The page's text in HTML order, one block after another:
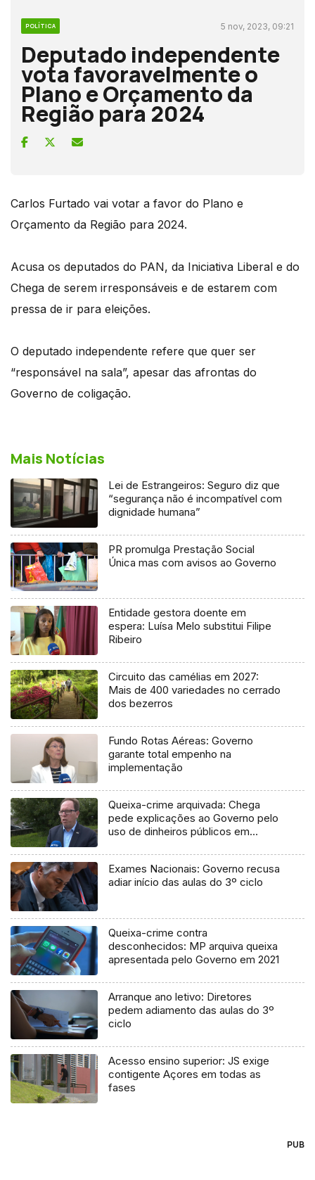
POLÍTICA 5 nov, 2023, 09:21
Deputado independente
vota favoravelmente o
Plano e Orçamento da
Região para 2024
Carlos Furtado vai votar a favor do Plano e
Orçamento da Região para 2024.
Acusa os deputados do PAN, da Iniciativa Liberal e do
Chega de serem irresponsáveis e de estarem com
pressa de ir para eleições.
O deputado independente refere que quer ser
“responsável na sala”, apesar das afrontas do
Governo de coligação.
Mais Notícias
Lei de Estrangeiros: Seguro diz que
“segurança não é incompatível com
dignidade humana”
PR promulga Prestação Social
Única mas com avisos ao Governo
Entidade gestora doente em
espera: Luísa Melo substitui Filipe
Ribeiro
Circuito das camélias em 2027:
Mais de 400 variedades no cerrado
dos bezerros
Fundo Rotas Aéreas: Governo
garante total empenho na
implementação
Queixa-crime arquivada: Chega
pede explicações ao Governo pelo
uso de dinheiros públicos em
Exames Nacionais: Governo recusa
adiar início das aulas do 3º ciclo
Queixa-crime contra
desconhecidos: MP arquiva queixa
apresentada pelo Governo em 2021
Arranque ano letivo: Diretores
pedem adiamento das aulas do 3º
ciclo
Acesso ensino superior: JS exige
contigente Açores em todas as
fases
PUB